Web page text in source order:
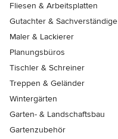
Fliesen & Arbeitsplatten
Gutachter & Sachverständige
Maler & Lackierer
Planungsbüros
Tischler & Schreiner
Treppen & Geländer
Wintergärten
Garten- & Landschaftsbau
Gartenzubehör